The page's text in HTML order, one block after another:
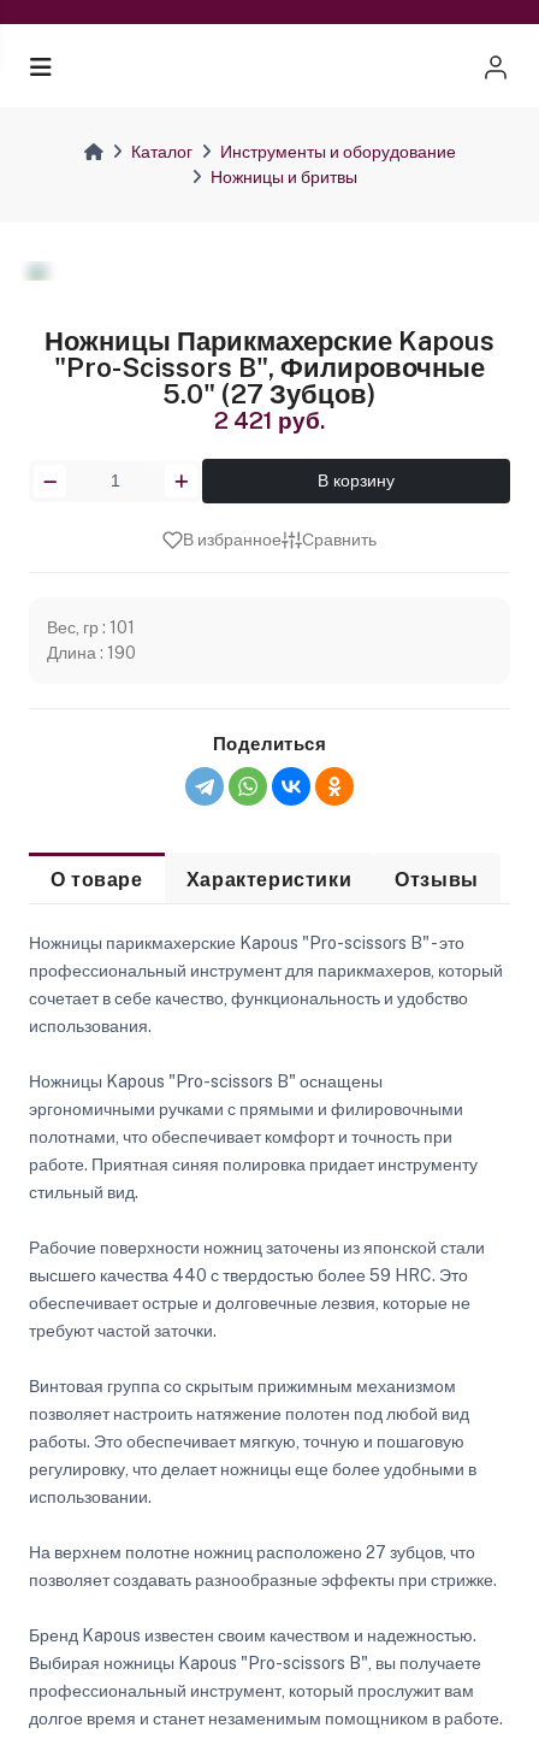
Каталог
Инструменты и оборудование
Ножницы и бритвы
Ножницы Парикмахерские Kapous
"Pro-Scissors B", Филировочные
5.0" (27 Зубцов)
2 421 руб.
В корзину
В избранное Сравнить
Вес, гр : 101
Длина : 190
Поделиться
О товаре Характеристики Отзывы
Ножницы парикмахерские Kapous "Pro-scissors B" - это
профессиональный инструмент для парикмахеров, который
сочетает в себе качество, функциональность и удобство
использования.
Ножницы Kapous "Pro-scissors B" оснащены
эргономичными ручками с прямыми и филировочными
полотнами, что обеспечивает комфорт и точность при
работе. Приятная синяя полировка придает инструменту
стильный вид.
Рабочие поверхности ножниц заточены из японской стали
высшего качества 440 с твердостью более 59 HRC. Это
обеспечивает острые и долговечные лезвия, которые не
требуют частой заточки.
Винтовая группа со скрытым прижимным механизмом
позволяет настроить натяжение полотен под любой вид
работы. Это обеспечивает мягкую, точную и пошаговую
регулировку, что делает ножницы еще более удобными в
использовании.
На верхнем полотне ножниц расположено 27 зубцов, что
позволяет создавать разнообразные эффекты при стрижке.
Бренд Kapous известен своим качеством и надежностью.
Выбирая ножницы Kapous "Pro-scissors B", вы получаете
профессиональный инструмент, который прослужит вам
долгое время и станет незаменимым помощником в работе.